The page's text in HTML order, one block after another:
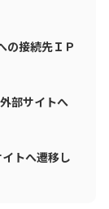
の接続先ＩＰ
部サイトへ
トへ遷移し